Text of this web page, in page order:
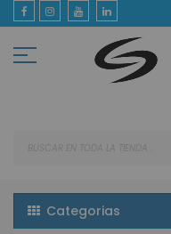
Ir
al
contenido
Categorias